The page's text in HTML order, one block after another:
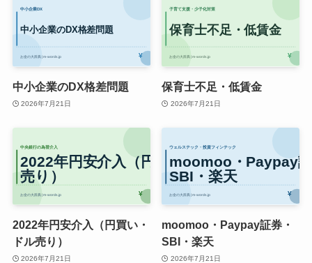
中小企業のDX格差問題
2026年7月21日
保育士不足・低賃金
2026年7月21日
2022年円安介入（円買い・
ドル売り）
2026年7月21日
moomoo・Paypay証券・
SBI・楽天
2026年7月21日